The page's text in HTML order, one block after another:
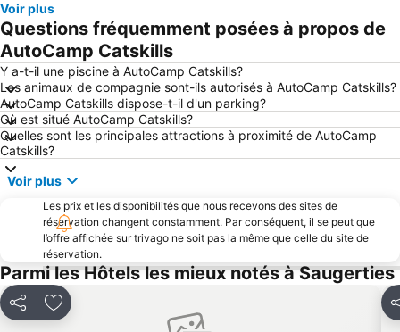
Voir plus
Questions fréquemment posées à propos de
AutoCamp Catskills
Y a-t-il une piscine à AutoCamp Catskills?
Les animaux de compagnie sont-ils autorisés à AutoCamp Catskills?
AutoCamp Catskills dispose-t-il d'un parking?
Où est situé AutoCamp Catskills?
Quelles sont les principales attractions à proximité de AutoCamp
Catskills?
Voir plus
Les prix et les disponibilités que nous recevons des sites de
réservation changent constamment. Par conséquent, il se peut que
l’offre affichée sur trivago ne soit pas la même que celle du site de
réservation.
Parmi les Hôtels les mieux notés à Saugerties
PartagerAjouter à mes favoris